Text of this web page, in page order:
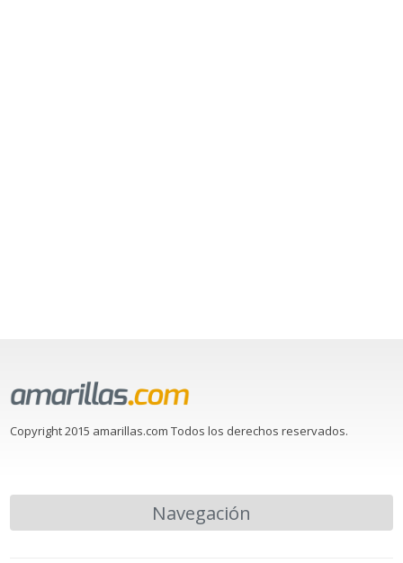
Copyright 2015 amarillas.com Todos los derechos reservados.
Navegación